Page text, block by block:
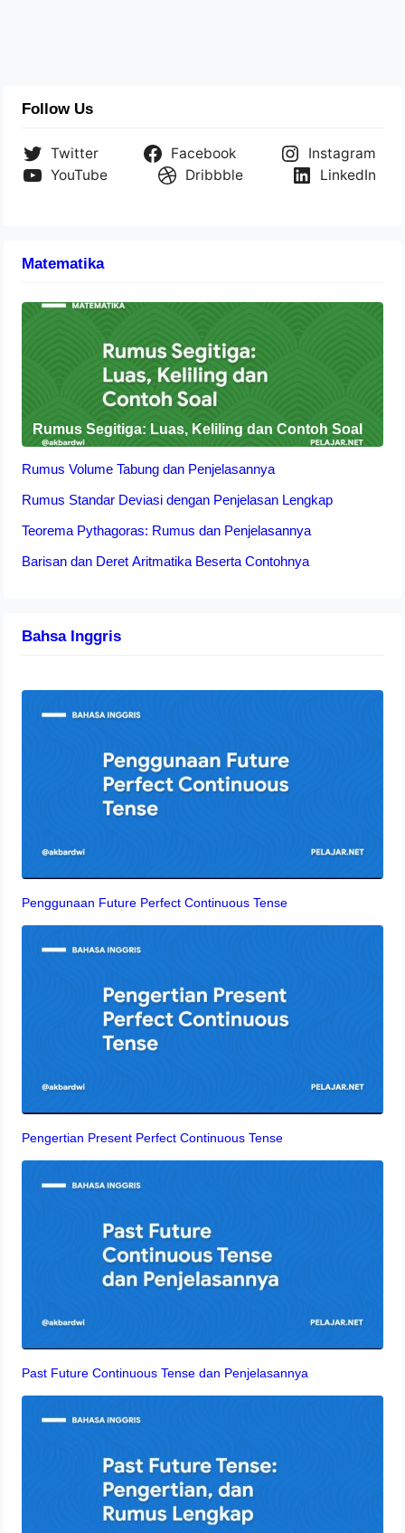
Follow Us
Twitter Facebook
Instagram
YouTube
Dribbble LinkedIn
Matematika
Rumus Segitiga: Luas, Keliling dan Contoh Soal
Rumus Volume Tabung dan Penjelasannya
Rumus Standar Deviasi dengan Penjelasan Lengkap
Teorema Pythagoras: Rumus dan Penjelasannya
Barisan dan Deret Aritmatika Beserta Contohnya
Bahsa Inggris
Penggunaan Future Perfect Continuous Tense
Pengertian Present Perfect Continuous Tense
Past Future Continuous Tense dan Penjelasannya